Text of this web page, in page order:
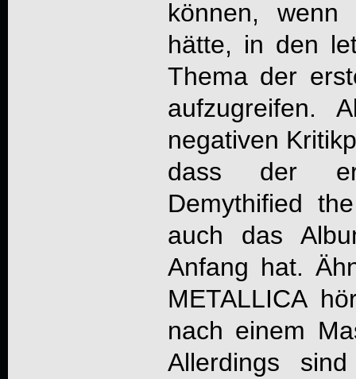
können, wenn
hätte, in den
Thema der
aufzugreifen.
negativen
dass der
Demythified
auch das
Anfang hat.
METALLICA
nach einem
Allerdings